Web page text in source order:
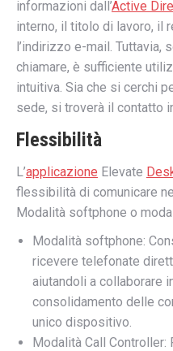
informazioni dall’Active
interno, il titolo di lavoro, il
l’indirizzo e-mail. Tuttavia,
chiamare, è sufficiente
intuitiva. Sia che si cerchi
sede, si troverà il contatto
Flessibilità
L’applicazione Elevate
flessibilità di comunicare
Modalità softphone o
Modalità softphone:
ricevere telefonate
aiutandoli a collaborare
consolidamento delle
unico dispositivo.
Modalità Call Controller: